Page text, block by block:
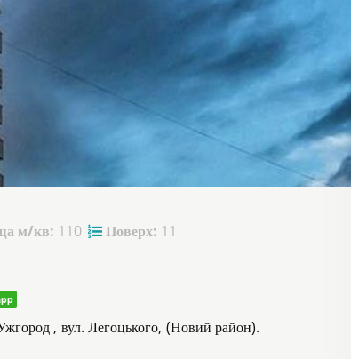
м/кв: 110 Поверх: 11
, вул. Легоцького, (Новий район).